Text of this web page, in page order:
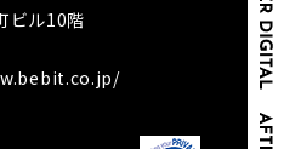
ビル10階